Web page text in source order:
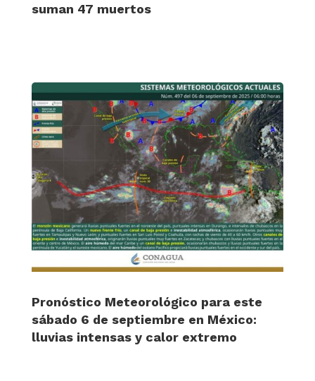
suman 47 muertos
Pronóstico Meteorológico para este
sábado 6 de septiembre en México:
lluvias intensas y calor extremo